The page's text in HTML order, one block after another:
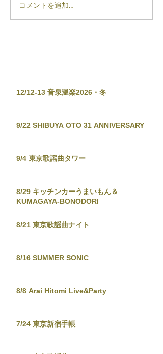
コメントを追加…
12/12-13 音泉温楽2026・冬
9/22 SHIBUYA OTO 31 ANNIVERSARY
9/4 東京歌謡曲タワー
8/29 キッチンカーうまいもん＆
KUMAGAYA-BONODORI
8/21 東京歌謡曲ナイト
8/16 SUMMER SONIC
8/8 Arai Hitomi Live&Party
7/24 東京新宿手帳